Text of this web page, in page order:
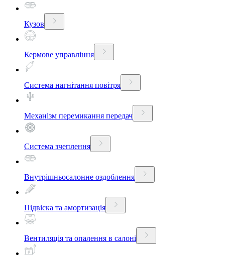
Кузов
Кермове управління
Система нагнітання повітря
Механізм перемикання передач
Система зчеплення
Внутрішньосалонне оздоблення
Підвіска та амортизація
Вентиляція та опалення в салоні